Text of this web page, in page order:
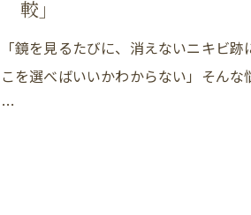
較」
「鏡を見るたびに、消えないニキビ
こを選べばいいかわからない」そん
…